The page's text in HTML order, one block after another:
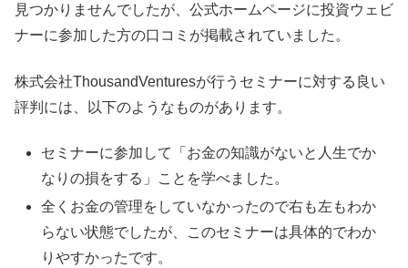
見つかりませんでしたが、公式ホームページに投資ウェビ
ナーに参加した方の口コミが掲載されていました。
株式会社ThousandVenturesが行うセミナーに対する良い
評判には、以下のようなものがあります。
セミナーに参加して「お金の知識がないと人生でか
なりの損をする」ことを学べました。
全くお金の管理をしていなかったので右も左もわか
らない状態でしたが、このセミナーは具体的でわか
りやすかったです。